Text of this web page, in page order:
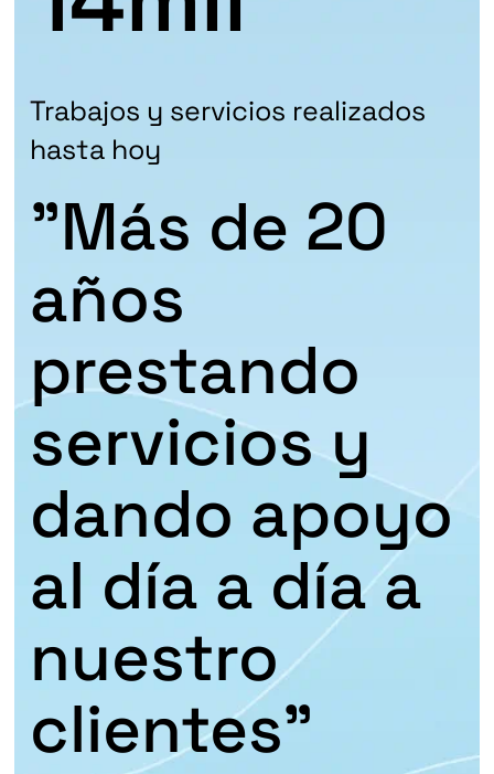
Trabajos y servicios realizados
hasta hoy
"Más de 20
años
prestando
servicios y
dando apoyo
al día a día a
nuestro
clientes"